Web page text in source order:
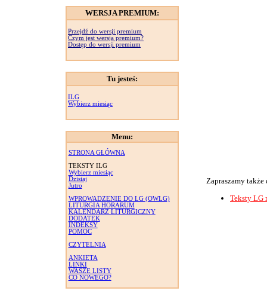
WERSJA PREMIUM:
Przejdź do wersji premium
Czym jest wersja premium?
Dostęp do wersji premium
Tu jesteś:
ILG
Wybierz miesiąc
Menu:
STRONA GŁÓWNA
TEKSTY ILG
Wybierz miesiąc
Dzisiaj
Jutro
WPROWADZENIE DO LG (OWLG)
LITURGIA HORARUM
KALENDARZ LITURGICZNY
DODATEK
INDEKSY
POMOC
CZYTELNIA
ANKIETA
LINKI
WASZE LISTY
CO NOWEGO?
Zapraszamy
Teksty LG